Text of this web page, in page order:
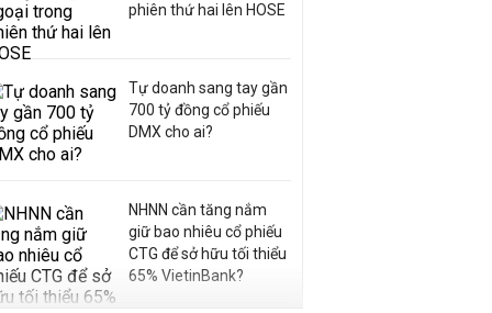
phiên thứ hai lên HOSE
Tự doanh sang tay gần
700 tỷ đồng cổ phiếu
DMX cho ai?
NHNN cần tăng nắm
giữ bao nhiêu cổ phiếu
CTG để sở hữu tối thiểu
65% VietinBank?